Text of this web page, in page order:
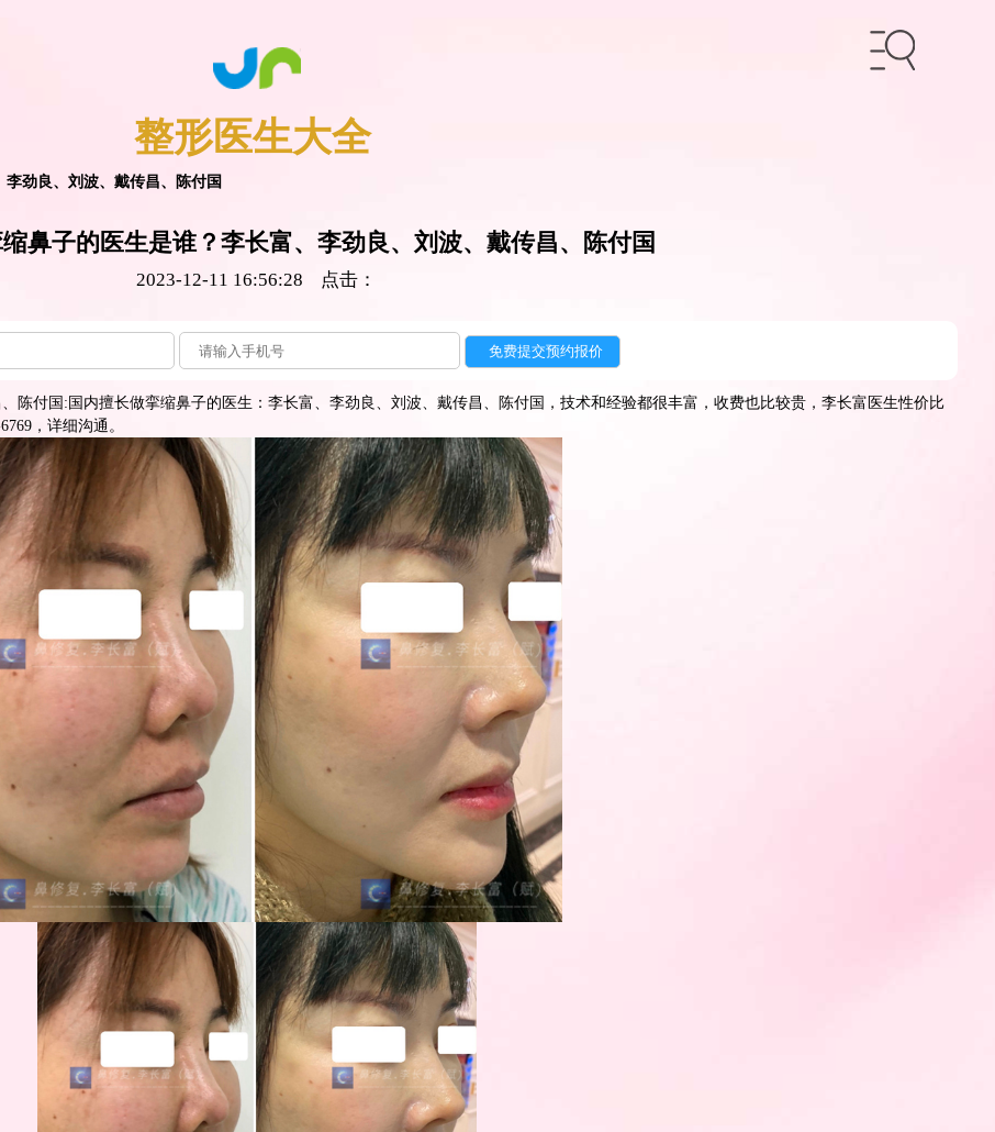
整形医生大全
劲良、刘波、戴传昌、陈付国
鼻子的医生是谁？李长富、李劲良、刘波、戴传昌、陈付国
2023-12-11 16:56:28 点击：
陈付国:国内擅长做挛缩鼻子的医生：李长富、李劲良、刘波、戴传昌、陈付国，技术和经验都很丰富，收费也比较贵，李长富医生性价比
，详细沟通。